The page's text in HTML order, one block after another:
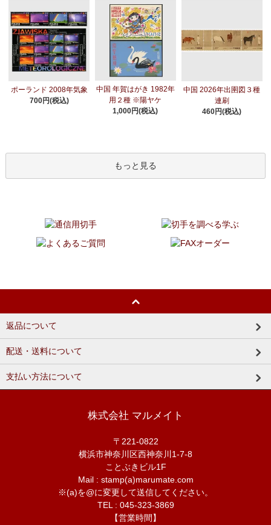
ポーランド 2008年気象
700円(税込)
中国 年賀はがき 1982年
用２種 ※陽ヤケ
1,000円(税込)
中国 2026年出圉図３種
連刷
460円(税込)
もっと見る
返品について
配送・送料について
支払い方法について
株式会社 マルメイト
〒221-0822
横浜市神奈川区西神奈川1-7-8
ことぶきビル1F
Mail : stamp(a)marumate.com
※(a)を@に変更して送信してください。
TEL : 045-323-3869
【営業時間】